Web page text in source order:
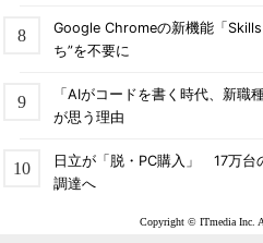
Google Chromeの新機能「
ち”を不要に
「AIがコードを書く時代、新
が思う理由
日立が「脱・PC購入」 17万台
調達へ
Copyright © ITmedia Inc.